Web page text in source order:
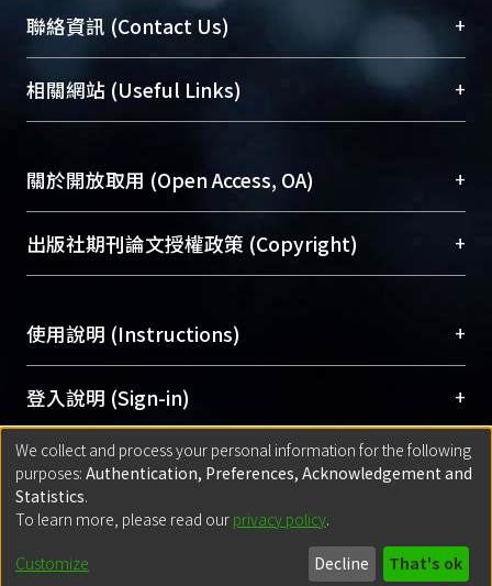
臺大位居世界頂尖大學之列，為永久珍藏及向國際
展現本校豐碩的研究成果及學術能量，圖書館整合
機構典藏（NTUR）與學術庫（AH）不同功能平
台，成為臺大學術典藏NTU scholars。期能整合研
成果。
To permanently archive and promote researcher
profiles and scholarly works, Library integrates the
services of “NTU Repository” with “Academic
聯絡資訊 (Contact Us) +
總館學科館員(Main Library)
醫學圖書館學科館員(Medical Library)
Sciences Library)
相關網站 (Useful Links) +
關於開放取用 (Open Access, OA) +
開放取用是從使用者角度提升資訊取用性的社會運
動，應用在學術研究上是透過將研究著作公開供使
用逐年攀升。同時可加速研究發展、提升研究影響
Archive）平台。 （點選深入了解OA）
出版社期刊論文授權政策 (Copyright) +
含部分內容的版權非匯入者所有，或由第三方贊
助與合作完成，請確認該版權所有者及第三方同
意提供此授權。
Please represent that the submission is your
original work, and that you have the right to
grant the rights to upload.
若欲上傳已出版的全文電子檔，可使用
policy finder
網站查詢，以確認出版單位之版權
政策。
使用說明 (Instructions) +
網站簡介(Quickstart Guide)
使用手冊(Instruction Manual)
線上預約服務(Booking Service)
登入說明 (Sign-in) +
方案一：臺灣大學計算機中心帳號登入
(With C&INC Email Account)
方案二：ORCID帳號登入(With ORCID)
匯入著作 (Submission) +
方案一：定期更新ORCID者，以ID匯入
for identifier (ORCID))
Built withDSpace-CRIS software
- Extension maintained and optimized
We collect and process your personal information for the following
purposes: Authentication, Preferences, Acknowledgement and
Statistics.
To learn more, please read our privacy policy.
Customize Decline That's ok